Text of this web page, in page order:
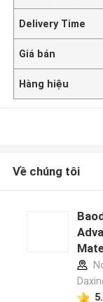
Delivery Time
Giá bán
Hàng hiệu
Về chúng tôi
sản